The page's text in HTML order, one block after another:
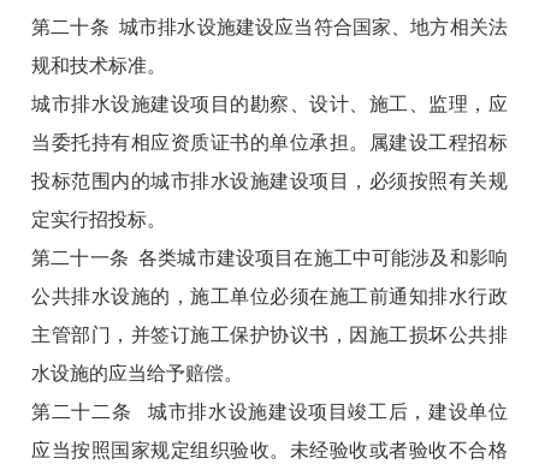
第二十条 城市排水设施建设应当符合国家、地方相关法
规和技术标准。
城市排水设施建设项目的勘察、设计、施工、监理，应
当委托持有相应资质证书的单位承担。属建设工程招标
投标范围内的城市排水设施建设项目，必须按照有关规
定实行招投标。
第二十一条 各类城市建设项目在施工中可能涉及和影响
公共排水设施的，施工单位必须在施工前通知排水行政
主管部门，并签订施工保护协议书，因施工损坏公共排
水设施的应当给予赔偿。
第二十二条 城市排水设施建设项目竣工后，建设单位
应当按照国家规定组织验收。未经验收或者验收不合格